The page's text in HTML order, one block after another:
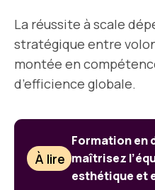
La réussite à scale
stratégique entre
montée en
d’efficience globale.
À lire
Formation en
maîtrisez
esthétique et